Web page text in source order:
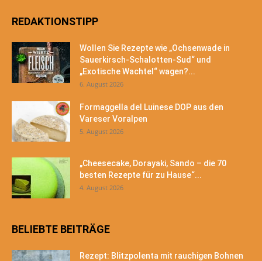
REDAKTIONSTIPP
Wollen Sie Rezepte wie „Ochsenwade in
Sauerkirsch-Schalotten-Sud“ und
„Exotische Wachtel“ wagen?...
6. August 2026
Formaggella del Luinese DOP aus den
Vareser Voralpen
5. August 2026
„Cheesecake, Dorayaki, Sando – die 70
besten Rezepte für zu Hause“...
4. August 2026
BELIEBTE BEITRÄGE
Rezept: Blitzpolenta mit rauchigen Bohnen